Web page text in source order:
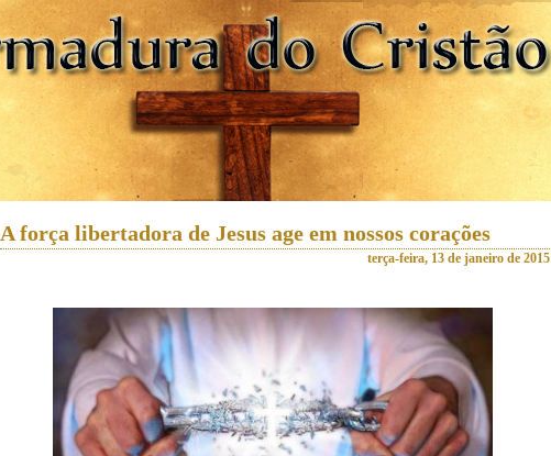
A força libertadora de Jesus age em nossos corações
terça-feira, 13 de janeiro de 2015